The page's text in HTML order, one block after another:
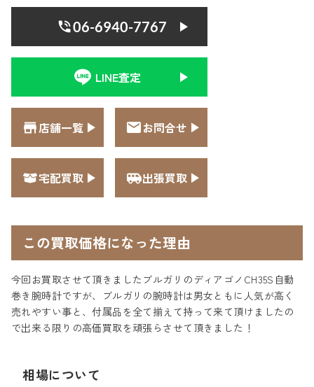
06-6940-7767
LINE査定
店舗一覧 お問合せ
宅配買取 出張買取
この買取価格になった理由
今回お買取させて頂きましたブルガリのディアゴノCH35S自動
巻き腕時計ですが、ブルガリの腕時計は男女ともに人気が高く
売れやすい事と、付属品を全て揃えて持って来て頂けましたの
で出来る限りの高価買取を頑張らさせて頂きました！
相場について